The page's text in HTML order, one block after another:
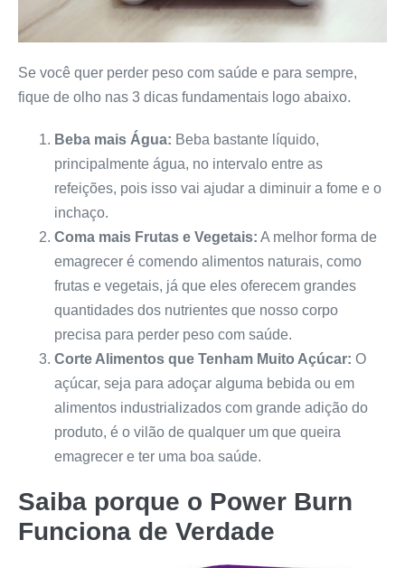
Se você quer perder peso com saúde e para sempre,
fique de olho nas 3 dicas fundamentais logo abaixo.
Beba mais Água: Beba bastante líquido,
principalmente água, no intervalo entre as
refeições, pois isso vai ajudar a diminuir a fome e o
inchaço.
Coma mais Frutas e Vegetais: A melhor forma de
emagrecer é comendo alimentos naturais, como
frutas e vegetais, já que eles oferecem grandes
quantidades dos nutrientes que nosso corpo
precisa para perder peso com saúde.
Corte Alimentos que Tenham Muito Açúcar: O
açúcar, seja para adoçar alguma bebida ou em
alimentos industrializados com grande adição do
produto, é o vilão de qualquer um que queira
emagrecer e ter uma boa saúde.
Saiba porque o Power Burn
Funciona de Verdade